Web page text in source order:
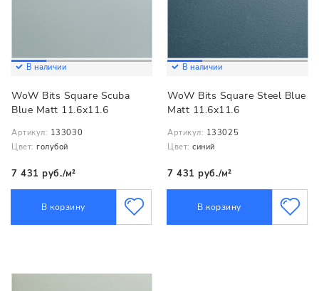
В наличии
WoW Bits Square Scuba
Blue Matt 11.6x11.6
Артикул: 133030
Цвет: голубой
7 431 руб./м²
В корзину
В наличии
WoW Bits Square Steel Blue
Matt 11.6x11.6
Артикул: 133025
Цвет: синий
7 431 руб./м²
В корзину